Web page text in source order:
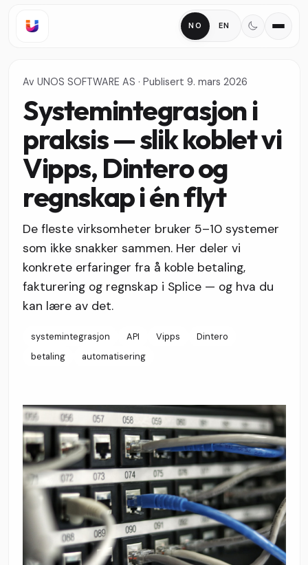
NO EN
Av UNOS SOFTWARE AS · Publisert 9. mars 2026
Systemintegrasjon i
praksis — slik koblet vi
Vipps, Dintero og
regnskap i én flyt
De fleste virksomheter bruker 5–10 systemer
som ikke snakker sammen. Her deler vi
konkrete erfaringer fra å koble betaling,
fakturering og regnskap i Splice — og hva du
kan lære av det.
systemintegrasjon API Vipps
Dintero
betaling
automatisering